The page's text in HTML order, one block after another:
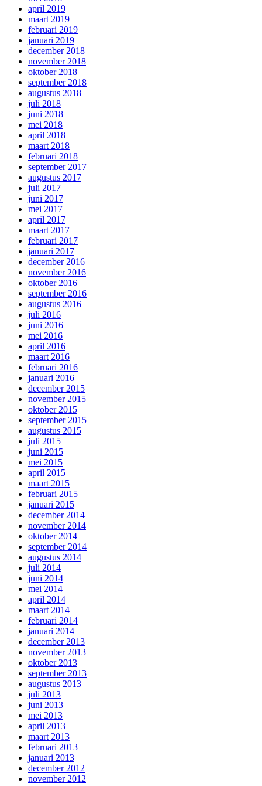
april 2019
maart 2019
februari 2019
januari 2019
december 2018
november 2018
oktober 2018
september 2018
augustus 2018
juli 2018
juni 2018
mei 2018
april 2018
maart 2018
februari 2018
september 2017
augustus 2017
juli 2017
juni 2017
mei 2017
april 2017
maart 2017
februari 2017
januari 2017
december 2016
november 2016
oktober 2016
september 2016
augustus 2016
juli 2016
juni 2016
mei 2016
april 2016
maart 2016
februari 2016
januari 2016
december 2015
november 2015
oktober 2015
september 2015
augustus 2015
juli 2015
juni 2015
mei 2015
april 2015
maart 2015
februari 2015
januari 2015
december 2014
november 2014
oktober 2014
september 2014
augustus 2014
juli 2014
juni 2014
mei 2014
april 2014
maart 2014
februari 2014
januari 2014
december 2013
november 2013
oktober 2013
september 2013
augustus 2013
juli 2013
juni 2013
mei 2013
april 2013
maart 2013
februari 2013
januari 2013
december 2012
november 2012